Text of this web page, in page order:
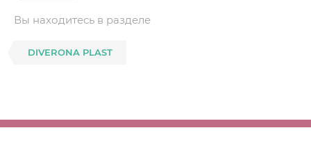
Вы находитесь в разделе
DIVERONA PLAST